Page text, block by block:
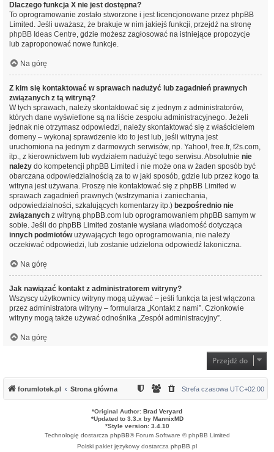
Dlaczego funkcja X nie jest dostępna?
To oprogramowanie zostało stworzone i jest licencjonowane przez phpBB
Limited. Jeśli uważasz, że brakuje w nim jakiejś funkcji, przejdź na stronę
phpBB Ideas Centre, gdzie możesz zagłosować na istniejące propozycje
lub zaproponować nowe funkcje.
Na górę
Z kim się kontaktować w sprawach nadużyć lub zagadnień prawnych
związanych z tą witryną?
W tych sprawach, należy skontaktować się z jednym z administratorów,
których dane wyświetlone są na liście zespołu administracyjnego. Jeżeli
jednak nie otrzymasz odpowiedzi, należy skontaktować się z właścicielem
domeny – wykonaj sprawdzenie kto to jestlub, jeśli witryna jest
uruchomiona na jednym z darmowych serwisów, np. Yahoo!, free.fr, f2s.com,
itp., z kierownictwem lub wydziałem nadużyć tego serwisu. Absolutnie nie
należy do kompetencji phpBB Limited i nie może ona w żaden sposób być
obarczana odpowiedzialnością za to w jaki sposób, gdzie lub przez kogo ta
witryna jest używana. Proszę nie kontaktować się z phpBB Limited w
sprawach zagadnień prawnych (wstrzymania i zaniechania,
odpowiedzialności, szkalujących komentarzy itp.) bezpośrednio nie
związanych z witryną phpBB.com lub oprogramowaniem phpBB samym w
sobie. Jeśli do phpBB Limited zostanie wysłana wiadomość dotycząca
innych podmiotówużywających tego oprogramowania, nie należy
oczekiwać odpowiedzi, lub zostanie udzielona odpowiedź lakoniczna.
Na górę
Jak nawiązać kontakt z administratorem witryny?
Wszyscy użytkownicy witryny mogą używać – jeśli funkcja ta jest włączona
przez administratora witryny – formularza „Kontakt z nami”. Członkowie
witryny mogą także używać odnośnika „Zespół administracyjny”.
Na górę
Przejdź do
forumlotek.pl Strona główna Strefa czasowa UTC+02:00
*Original Author: Brad Veryard
*Updated to 3.3.x by MannixMD
*Style version: 3.4.10
Technologię dostarcza phpBB® Forum Software © phpBB Limited
Polski pakiet językowy dostarcza phpBB.pl